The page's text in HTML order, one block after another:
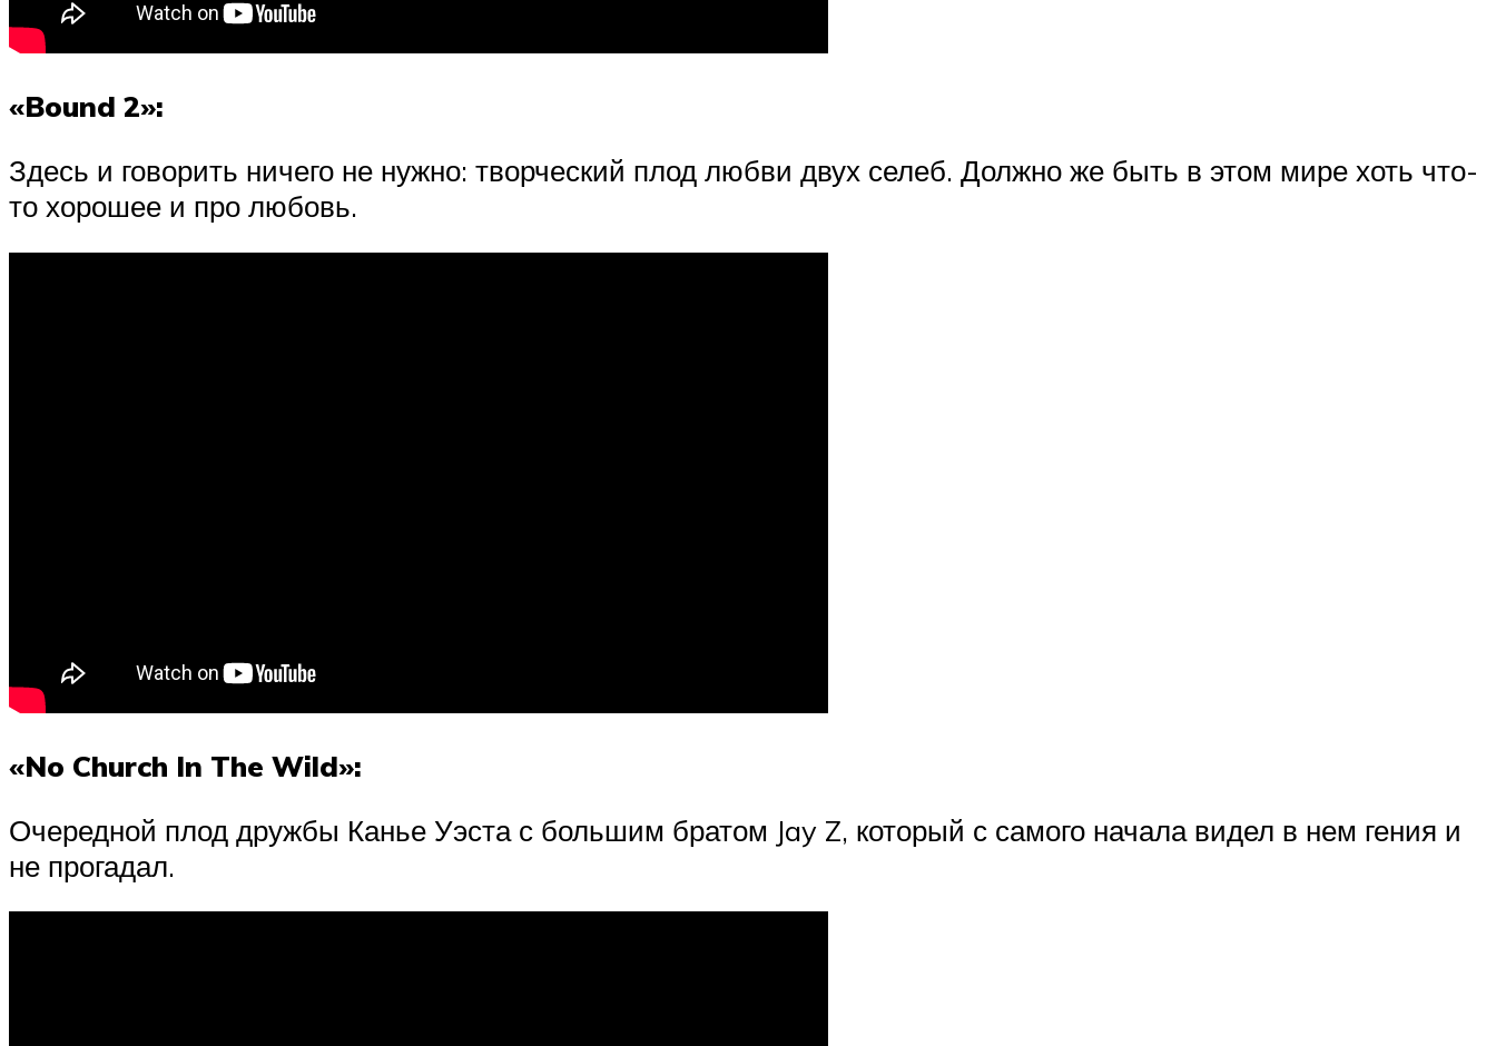
«Bound 2»:
Здесь и говорить ничего не нужно: творческий плод любви двух селеб. Должно же быть в этом мире хоть что-
то хорошее и про любовь.
«No Church In The Wild»:
Очередной плод дружбы Канье Уэста с большим братом Jay Z, который с самого начала видел в нем гения и
не прогадал.